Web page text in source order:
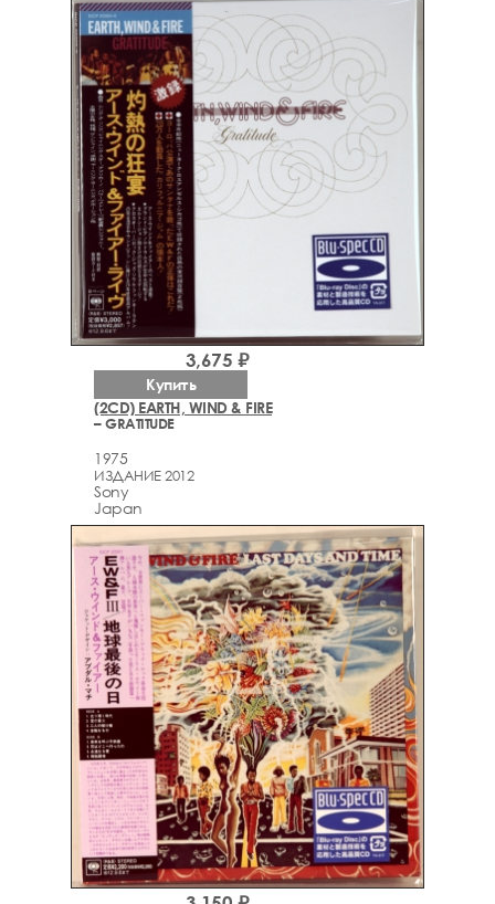
(2CD) EARTH, WIND & FIRE
– GRATITUDE
1975
ИЗДАНИЕ 2012
Sony
Japan
3,675 ₽
Купить